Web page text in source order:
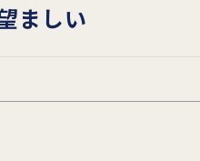
ましい